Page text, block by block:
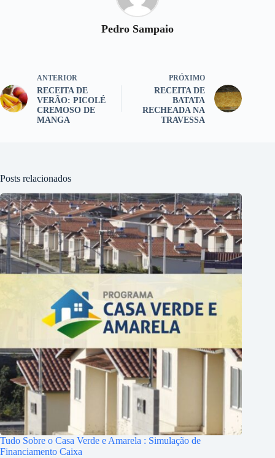
Pedro Sampaio
ANTERIOR
RECEITA DE
VERÃO: PICOLÉ
CREMOSO DE
MANGA
PRÓXIMO
RECEITA DE
BATATA
RECHEADA NA
TRAVESSA
Posts relacionados
Tudo Sobre o Casa Verde e Amarela : Simulação de
Financiamento Caixa